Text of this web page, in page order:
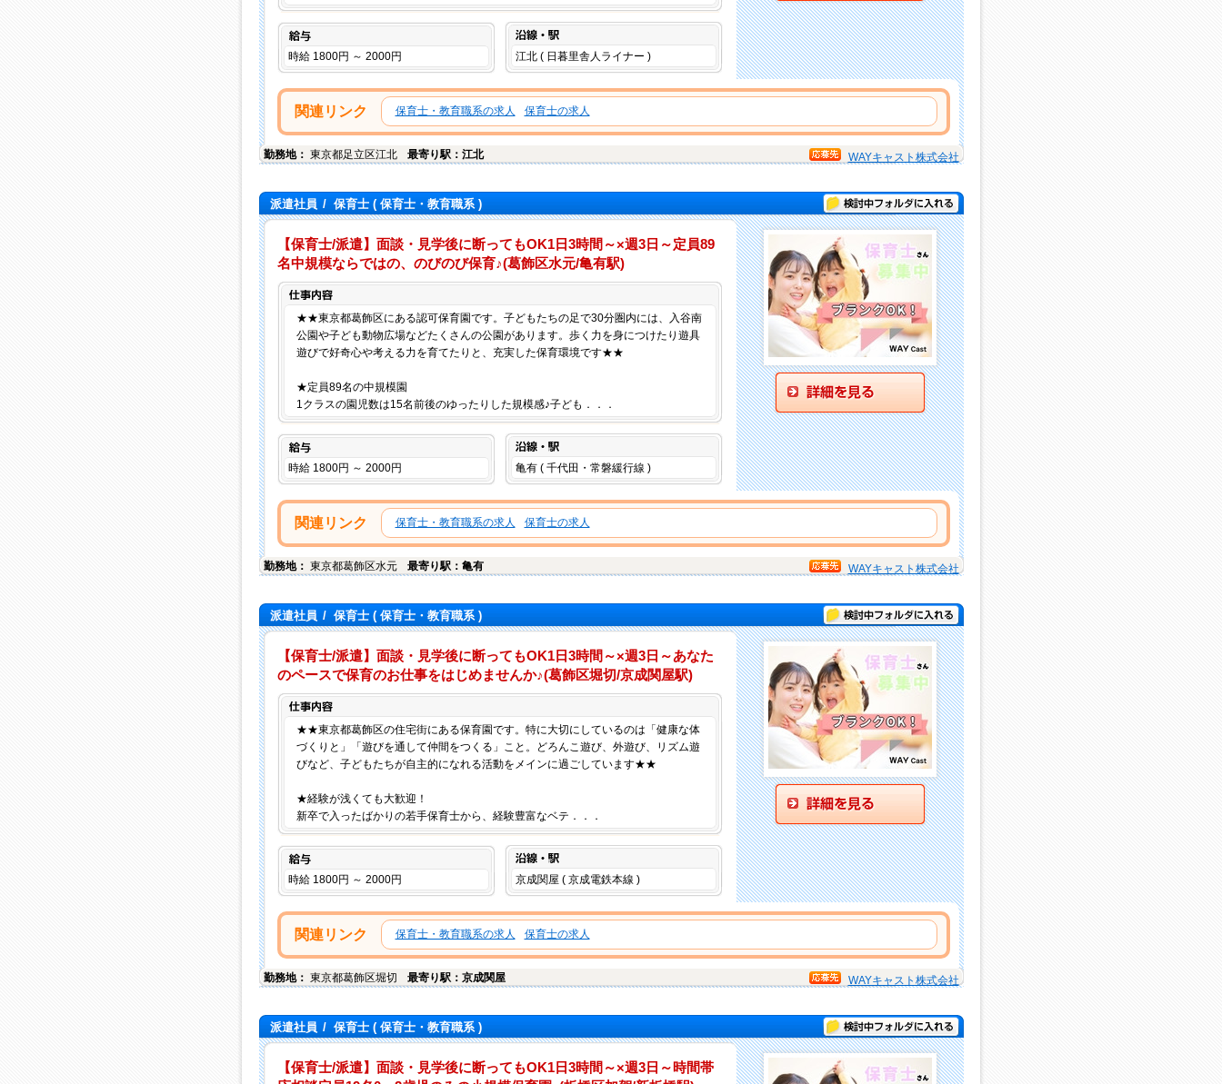
給与
時給 1800円 ～ 2000円 江北 ( 日暮里舎人ライナー )
関連リンク 保育士・教育職系の求人 保育士の求人
勤務地： 東京都足立区江北 最寄り駅：江北 WAYキャスト株式会社
派遣社員 / 保育士( 保育士・教育職系 ) 検討中フォルダに入れる
【保育士/派遣】面談・見学後に断ってもOK1日3時間～×週3日～定員89
名中規模ならではの、のびのび保育♪(葛飾区水元/亀有駅)
★★東京都葛飾区にある認可保育園です。子どもたちの足で30分圏内には、入谷南
公園や子ども動物広場などたくさんの公園があります。歩く力を身につけたり遊具
遊びで好奇心や考える力を育てたりと、充実した保育環境です★★
★定員89名の中規模園
1クラスの園児数は15名前後のゆったりした規模感♪子ども．．．
給与
時給 1800円 ～ 2000円 亀有 ( 千代田・常磐緩行線 )
関連リンク 保育士・教育職系の求人 保育士の求人
勤務地： 東京都葛飾区水元 最寄り駅：亀有 WAYキャスト株式会社
派遣社員 / 保育士( 保育士・教育職系 ) 検討中フォルダに入れる
【保育士/派遣】面談・見学後に断ってもOK1日3時間～×週3日～あなた
のペースで保育のお仕事をはじめませんか♪(葛飾区堀切/京成関屋駅)
★★東京都葛飾区の住宅街にある保育園です。特に大切にしているのは「健康な体
づくりと」「遊びを通して仲間をつくる」こと。どろんこ遊び、外遊び、リズム遊
びなど、子どもたちが自主的になれる活動をメインに過ごしています★★
★経験が浅くても大歓迎！
新卒で入ったばかりの若手保育士から、経験豊富なベテ．．．
給与
時給 1800円 ～ 2000円 京成関屋 ( 京成電鉄本線 )
関連リンク 保育士・教育職系の求人 保育士の求人
勤務地： 東京都葛飾区堀切 最寄り駅：京成関屋 WAYキャスト株式会社
派遣社員 / 保育士( 保育士・教育職系 ) 検討中フォルダに入れる
【保育士/派遣】面談・見学後に断ってもOK1日3時間～×週3日～時間帯